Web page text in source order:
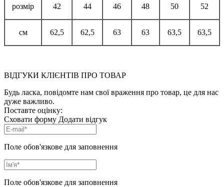
розмір 42 44 46 48 50 52
см 62,5 62,5 63 63 63,5 63,5
ВІДГУКИ КЛІЄНТІВ ПРО ТОВАР
Будь ласка, повідомте нам свої враження про товар, це для нас
дуже важливо.
Поставте оцінку:
Сховати форму Додати відгук
Поле обов'язкове для заповнення
Поле обов'язкове для заповнення